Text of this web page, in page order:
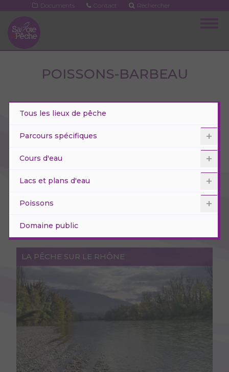
contenu
principal
Documents Contact Rechercher
POISSONS-BARBEAU
Tous les lieux de pêche
Parcours spécifiques
Cours d'eau
Lacs et plans d'eau
Poissons
Domaine public
LA PÊCHE SUR LE RHÔNE